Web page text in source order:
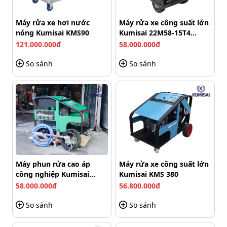
Máy phun rửa có áp lực mạnh mẽ, đánh bật các vết bẩn
Sử dụng mô tơ cảm ứng từ 100% dây đồng nguyên chất,
công suất 2500W nên máy có khả năng vận hành khỏe
Máy rửa xe hơi nước
nóng Kumisai KMS90
121.000.000đ
So sánh
Máy rửa xe công suất lớn
Kumisai 22M58-15T4
(15Kw)
58.000.000đ
So sánh
Máy phun rửa cao áp
công nghiệp Kumisai
KMS-350/15
58.000.000đ
So sánh
Máy rửa xe công suất lớn
Kumisai KMS 380
56.800.000đ
So sánh